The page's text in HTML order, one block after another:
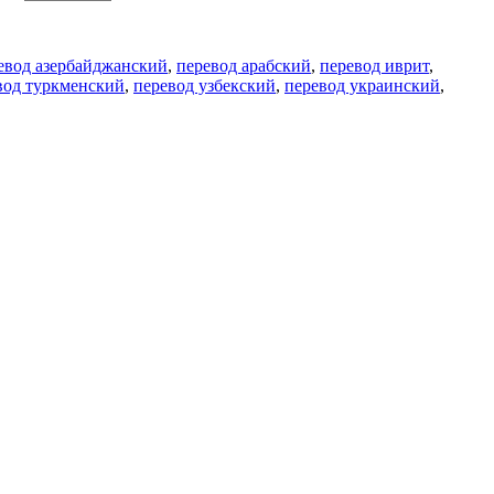
азербайджанский, перевод арабский, перевод иврит,
туркменский, перевод узбекский, перевод украинский,